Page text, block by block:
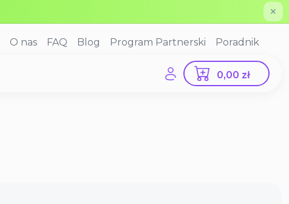
✕
O nas FAQ Blog Program Partnerski Poradnik
0,00 zł